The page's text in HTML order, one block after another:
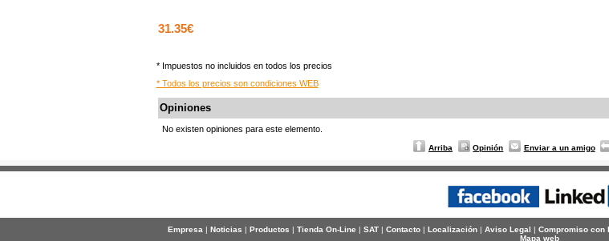
31.35€
* Impuestos no incluidos en todos los precios
* Todos los precios son condiciones WEB
Opiniones
No existen opiniones para este elemento.
Arriba Opinión Enviar a un amigo
Empresa| Noticias | Productos | Tienda On-Line | SAT| Contacto| Localización| Aviso Legal | Compromiso con
Mapa web